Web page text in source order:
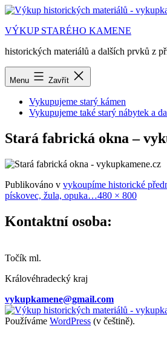
Přejít
obsahu
VÝKUP STARÉHO KAMENE
historických materiálů a dalších prvků z
Menu Zavřít
Vykupujeme starý kámen
Vykupujeme také starý nábytek a
Stará fabrická okna –
Publikováno v vykoupíme historické
pískovec, žula, opuka…Původní
480 × 800
Kontaktní osoba:
Točík ml.
Královéhradecký kraj
vykupkamene@gmail.com
Používáme WordPress (v češtině).